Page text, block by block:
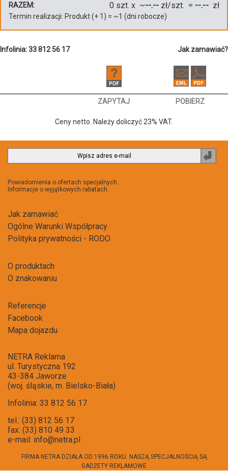
RAZEM: 0 szt. x ~--.-- zł/szt. = --.-- zł
Termin realizacji: Produkt(+ 1 ) = ~1 (dni robocze)
Infolinia: 33 812 56 17 Jak zamawiać?
ZAPYTAJ POBIERZ
Ceny netto. Należy doliczyć 23% VAT.
Powiadomienia o ofertach specjalnych.
Informacje o wyjątkowych rabatach.
Jak zamawiać
Ogólne Warunki Współpracy
Polityka prywatności - RODO
O produktach
O znakowaniu
Referencje
Facebook
Mapa dojazdu
NETRA Reklama
ul. Turystyczna 192
43-384 Jaworze
(woj. śląskie, m. Bielsko-Biała)
Infolinia: 33 812 56 17
tel.: (33) 812 56 17
fax: (33) 810 49 33
e-mail: info@netra.pl
FIRMA NETRA DZIAŁA OD 1996 ROKU. NASZĄ SPECJALNOŚCIĄ SĄ
GADŻETY REKLAMOWE